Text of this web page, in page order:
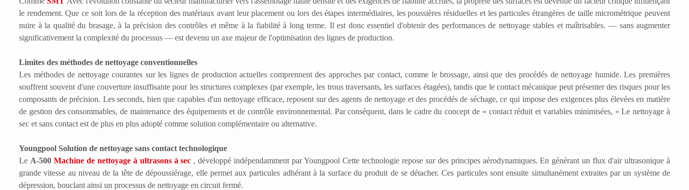
le rendement. Que ce soit lors de la réception des matériaux avant leur placement ou lors des étapes intermédiaires, les poussières résiduelles et les particules étrangères de taille micrométrique peuvent
nuire à la qualité du brasage, à la précision des contrôles et même à la fiabilité à long terme. Il est donc essentiel d'obtenir des performances de nettoyage stables et maîtrisables. — sans augmenter
significativement la complexité du processus — est devenu un axe majeur de l'optimisation des lignes de production.
Limites des méthodes de nettoyage conventionnelles
Les méthodes de nettoyage courantes sur les lignes de production actuelles comprennent des approches par contact, comme le brossage, ainsi que des procédés de nettoyage humide. Les premières
souffrent souvent d'une couverture insuffisante pour les structures complexes (par exemple, les trous traversants, les surfaces étagées), tandis que le contact mécanique peut présenter des risques pour les
composants de précision. Les seconds, bien que capables d'un nettoyage efficace, reposent sur des agents de nettoyage et des procédés de séchage, ce qui impose des exigences plus élevées en matière
de gestion des consommables, de maintenance des équipements et de contrôle environnemental. Par conséquent, dans le cadre du concept de « contact réduit et variables minimisées, «Le nettoyage à
sec et sans contact est de plus en plus adopté comme solution complémentaire ou alternative.
Youngpool Solution de nettoyage sans contact technologique
Le A-500 Machine de nettoyage à ultrasons à sec , développé indépendamment parYoungpoolCette technologie repose sur des principes aérodynamiques. En générant un flux d'air ultrasonique à
grande vitesse au niveau de la tête de dépoussiérage, elle permet aux particules adhérant à la surface du produit de se détacher. Ces particules sont ensuite simultanément extraites par un système de
dépression, bouclant ainsi un processus de nettoyage en circuit fermé.